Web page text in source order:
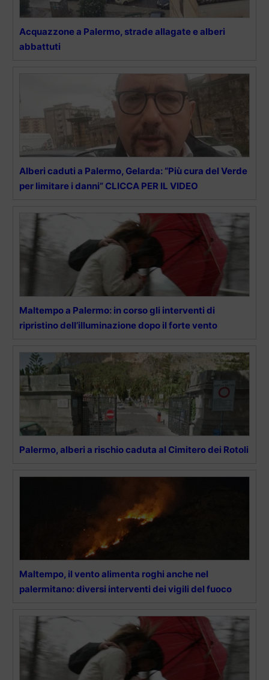
Acquazzone a Palermo, strade allagate e alberi
abbattuti
Alberi caduti a Palermo, Gelarda: “Più cura del Verde
per limitare i danni” CLICCA PER IL VIDEO
Maltempo a Palermo: in corso gli interventi di
ripristino dell’illuminazione dopo il forte vento
Palermo, alberi a rischio caduta al Cimitero dei Rotoli
Maltempo, il vento alimenta roghi anche nel
palermitano: diversi interventi dei vigili del fuoco